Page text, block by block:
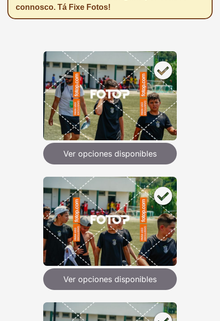
connosco. Tá Fixe Fotos!
Ver opciones disponibles
Ver opciones disponibles